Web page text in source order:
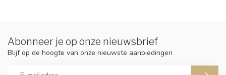
Abonneer je op onze nieuwsbrief
Blijf op de hoogte van onze nieuwste aanbiedingen